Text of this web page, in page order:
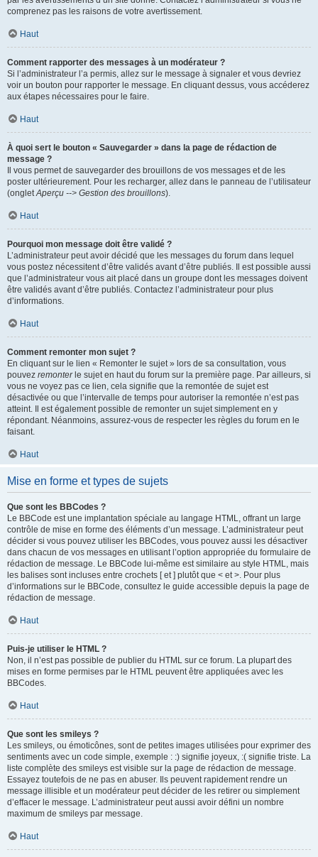
comprenez pas les raisons de votre avertissement.
Haut
Comment rapporter des messages à un modérateur ?
Si l’administrateur l’a permis, allez sur le message à signaler et vous devriez
voir un bouton pour rapporter le message. En cliquant dessus, vous accéderez
aux étapes nécessaires pour le faire.
Haut
À quoi sert le bouton « Sauvegarder » dans la page de rédaction de
message ?
Il vous permet de sauvegarder des brouillons de vos messages et de les
poster ultérieurement. Pour les recharger, allez dans le panneau de l’utilisateur
(ongletAperçu --> Gestion des brouillons).
Haut
Pourquoi mon message doit être validé ?
L’administrateur peut avoir décidé que les messages du forum dans lequel
vous postez nécessitent d’être validés avant d’être publiés. Il est possible aussi
que l’administrateur vous ait placé dans un groupe dont les messages doivent
être validés avant d’être publiés. Contactez l’administrateur pour plus
d’informations.
Haut
Comment remonter mon sujet ?
En cliquant sur le lien « Remonter le sujet » lors de sa consultation, vous
pouvez remonterle sujet en haut du forum sur la première page. Par ailleurs, si
vous ne voyez pas ce lien, cela signifie que la remontée de sujet est
désactivée ou que l’intervalle de temps pour autoriser la remontée n’est pas
atteint. Il est également possible de remonter un sujet simplement en y
répondant. Néanmoins, assurez-vous de respecter les règles du forum en le
faisant.
Haut
Mise en forme et types de sujets
Que sont les BBCodes ?
Le BBCode est une implantation spéciale au langage HTML, offrant un large
contrôle de mise en forme des éléments d’un message. L’administrateur peut
décider si vous pouvez utiliser les BBCodes, vous pouvez aussi les désactiver
dans chacun de vos messages en utilisant l’option appropriée du formulaire de
rédaction de message. Le BBCode lui-même est similaire au style HTML, mais
les balises sont incluses entre crochets [ et ] plutôt que < et >. Pour plus
d’informations sur le BBCode, consultez le guide accessible depuis la page de
rédaction de message.
Haut
Puis-je utiliser le HTML ?
Non, il n’est pas possible de publier du HTML sur ce forum. La plupart des
mises en forme permises par le HTML peuvent être appliquées avec les
BBCodes.
Haut
Que sont les smileys ?
Les smileys, ou émoticônes, sont de petites images utilisées pour exprimer des
sentiments avec un code simple, exemple : :) signifie joyeux, :( signifie triste. La
liste complète des smileys est visible sur la page de rédaction de message.
Essayez toutefois de ne pas en abuser. Ils peuvent rapidement rendre un
message illisible et un modérateur peut décider de les retirer ou simplement
d’effacer le message. L’administrateur peut aussi avoir défini un nombre
maximum de smileys par message.
Haut